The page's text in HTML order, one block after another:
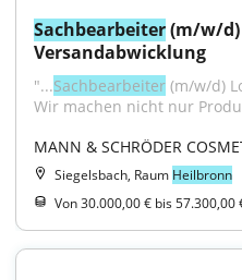
Sachbearbeiter (m/w/
Versandabwicklung
"...Sachbearbeiter (m/w/d)
Wir machen nicht nur
MANN & SCHRÖDER
Siegelsbach, Raum Heilbronn
Von 30.000,00 € bis 57.300,00